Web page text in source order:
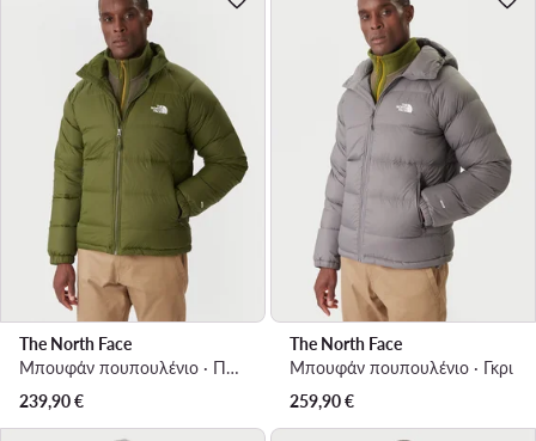
The North Face
Μπουφάν πουπουλένιο · Πράσινο
239,90€
The North Face
Μπουφάν πουπουλένιο · Γκρι
259,90€